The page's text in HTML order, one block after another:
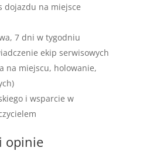
dojazdu na miejsce
7 dni w tygodniu
ekip serwisowych
na miejscu, holowanie,
i wsparcie w
opinie